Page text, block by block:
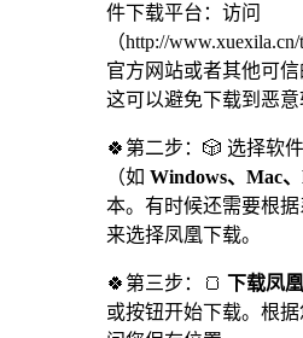
件下载平台：访问
（http://
官方网站或者其他可信
这可以避免下载到恶意
🍀第二步：🎲 选择软
（如 Windows、Mac
本。有时候还需要根据
来选择凤凰下载。
🍀第三步：🍞 下载凤
或按钮开始下载。根